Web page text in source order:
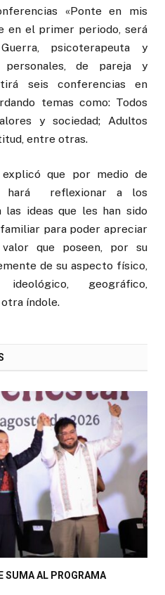
«Ponte en mis
en el primer periodo, será
psicoterapeuta y
de pareja y
seis conferencias en
temas como: Todos
y sociedad; Adultos
entre otras.
que por medio de
hará reflexionar a los
ideas que les han sido
para poder apreciar
que poseen, por su
de su aspecto físico,
geográfico,
índole.
SUMA AL PROGRAMA